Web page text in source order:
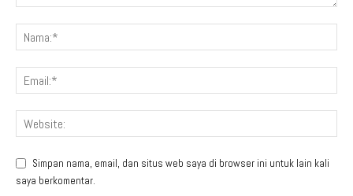
Simpan nama, email, dan situs web saya di browser ini untuk lain kali
saya berkomentar.